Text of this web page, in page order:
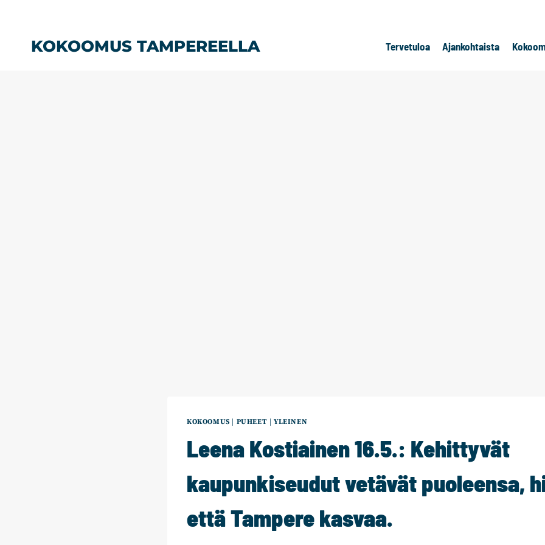
KOKOOMUS TAMPEREELLA Tervetuloa Ajankohtaista
KOKOOMUS PUHEET YLEINEN
Leena Kostiainen 16.5.: Kehittyvät
kaupunkiseudut vetävät puoleensa,
että Tampere kasvaa.